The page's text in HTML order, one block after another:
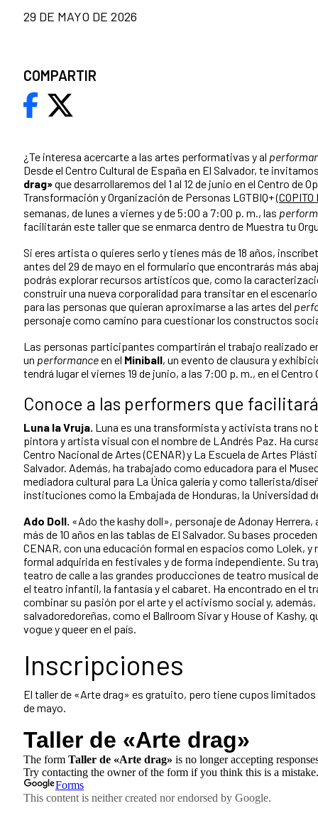
¿Te interesa acercarte a las artes performativas y al
Desde el Centro Cultural de España en El Salvador, te
drag»que desarrollaremos del 1 al 12 de junio en el Centro de
Transformación y Organización de Personas LGTBIQ+ (COPITO
semanas, de lunes a viernes y de 5:00 a 7:00 p. m., las
facilitarán este taller que se enmarca dentro de Muestra tu
Si eres artista o quieres serlo y tienes más de 18 años,
antes del 29 de mayo en el formulario que encontrarás más
podrás explorar recursos artísticos que, como la
construir una nueva corporalidad para transitar en el
para las personas que quieran aproximarse a las artes del
personaje como camino para cuestionar los constructos
Las personas participantes compartirán el trabajo realizado
un performanceen el Miniball, un evento de clausura y
tendrá lugar el viernes 19 de junio, a las 7:00 p. m., en el Centro
Conoce a las performers que
Luna la Vruja. Luna es una transformista y activista trans no
pintora y artista visual con el nombre de LAndrés Paz. Ha
Centro Nacional de Artes (CENAR) y La Escuela de Artes
Salvador. Además, ha trabajado como educadora para el
mediadora cultural para La Única galería y como tallerista/
instituciones como la Embajada de Honduras, la Universidad
Ado Doll. «Ado the kashy doll», personaje de Adonay
más de 10 años en las tablas de El Salvador. Su bases
CENAR, con una educación formal en espacios como Lolek,
formal adquirida en festivales y de forma independiente. Su
teatro de calle a las grandes producciones de teatro musical
el teatro infantil, la fantasía y el cabaret. Ha encontrado en el
combinar su pasión por el arte y el activismo social y, además,
salvadoredoreñas, como el Ballroom Sivar y House of Kashy,
vogue y queer en el país.
Inscripciones
El taller de «Arte drag» es gratuito, pero tiene cupos
de mayo.
29 DE MAYO DE 2026
COMPARTIR